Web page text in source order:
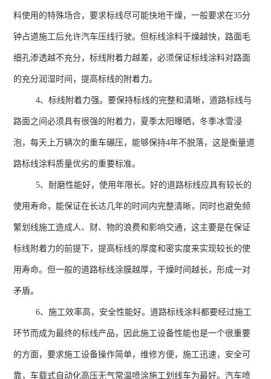
料使用的特殊场合，要求标线尽可能快地干燥，一般要求在35分
钟占道施工后允许汽车压线行驶。但标线涂料干燥越快，路面毛
细孔渗透越不充分，标线附着力越差，必须保证标线涂料对路面
的充分润湿时间，提高标线的附着力。
4、标线附着力强。要保持标线的完整和清晰，道路标线与
路面之间必须具有很强的附着力，夏季太阳曝晒，冬季冰雪浸
泡，每天上万辆次的重车碾压，能够保持4年不脱落，这是衡量道
路标线涂料质量优劣的重要标准。
5、耐磨性能好，使用年限长。好的道路标线应具有较长的
使用寿命，能保证在长达几年的时间内完整清晰，同时也避免频
繁划线施工造成人、财、物的浪费和影响交通，这主要是在保证
标线附着力的前提下，提高标线的厚度和密实度来实现较长的使
用寿命。但一般的道路标线涂膜越厚，干燥时间越长，形成一对
矛盾。
6、施工效率高，安全性能好。道路标线涂料都要经过施工
环节而成为最终的标线产品，因此施工设备性能也是一个很重要
的方面，要求施工设备操作简单，维修方便，施工迅速，安全可
靠，车载式自动化高压无气常温喷涂施工划线车为最好。汽车喷